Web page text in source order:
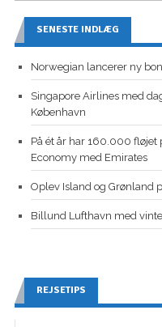
SENESTE INDLÆG
Norwegian lancerer ny
Singapore Airlines med
København
På ét år har 160.000 fløjet
Economy med Emirates
Oplev Island og Grønland
Billund Lufthavn med
REJSETIPS